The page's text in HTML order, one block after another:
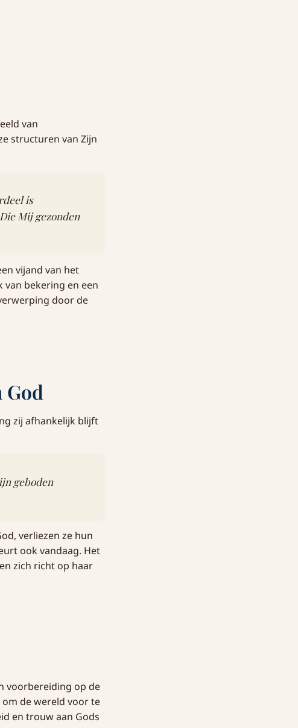
van
structuren van Zijn
is
Mij gezonden
vijand van het
van bekering en een
door de
zij afhankelijk blijft
geboden
verliezen ze hun
ook vandaag. Het
zich richt op haar
voorbereiding op de
de wereld voor te
en trouw aan Gods